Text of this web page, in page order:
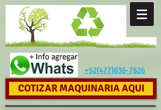
+52(477)836-7826
COTIZAR MAQUINARIA AQUI